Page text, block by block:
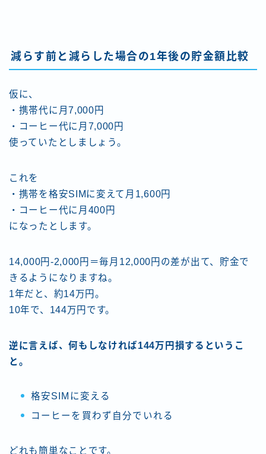
減らす前と減らした場合の1年後の貯金額比較
仮に、
・携帯代に月7,000円
・コーヒー代に月7,000円
使っていたとしましょう。
これを
・携帯を格安SIMに変えて月1,600円
・コーヒー代に月400円
になったとします。
14,000円-2,000円＝毎月12,000円の差が出て、貯金で
きるようになりますね。
1年だと、約14万円。
10年で、144万円です。
逆に言えば、何もしなければ144万円損するというこ
と。
格安SIMに変える
コーヒーを買わず自分でいれる
どれも簡単なことです。